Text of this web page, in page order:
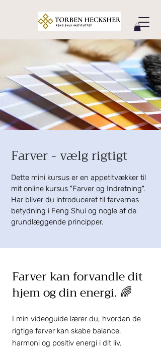
Farver - vælg rigtigt
Dette mini kursus er en appetitvækker til
mit online kursus "Farver og Indretning".
Har bliver du introduceret til farvernes
betydning i Feng Shui og nogle af de
grundlæggende principper.
Farver kan forvandle dit
hjem og din energi. 🌈
I min videoguide lærer du, hvordan de
rigtige farver kan skabe balance,
harmoni og positiv energi i dit liv.